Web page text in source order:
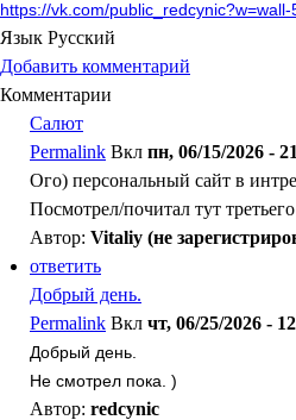
https://vk.com/
Язык Русский
Добавить комментарий
Комментарии
Салют
Permalink Вкл пн, 06/15/2026 -
Ого) персональный сайт в
Посмотрел/почитал тут
Автор: Vitaliy (не
ответить
Добрый день.
Permalink Вкл чт, 06/25/2026 -
Добрый день.
Не смотрел пока. )
Автор: redcynic